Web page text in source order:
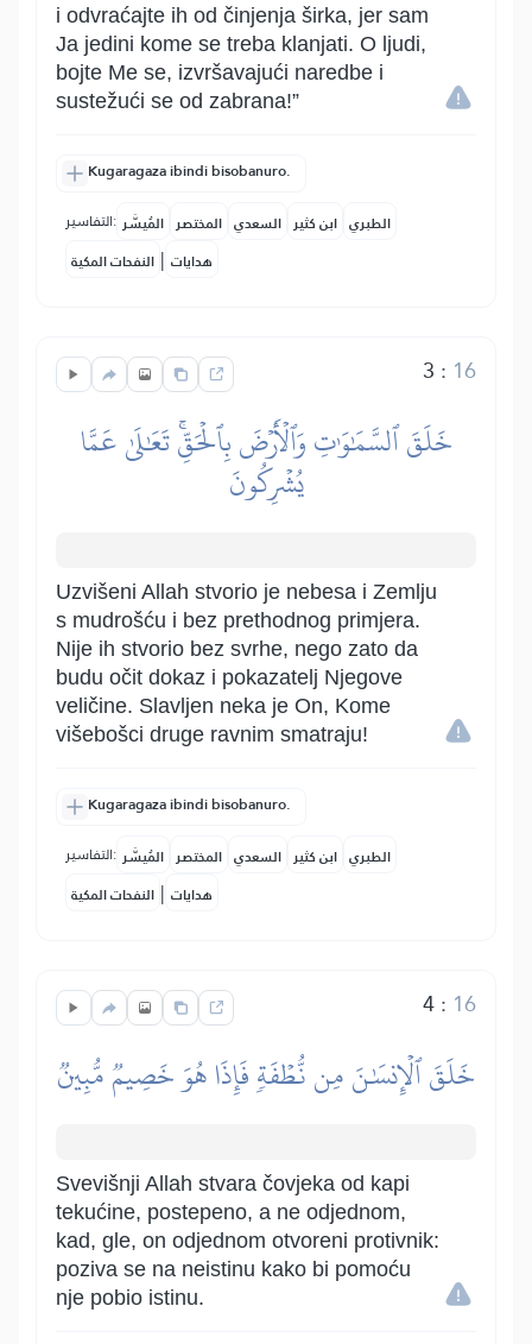
i odvraćajte ih od činjenja širka, jer sam
Ja jedini kome se treba klanjati. O ljudi,
bojte Me se, izvršavajući naredbe i
sustežući se od zabrana!”
Kugaragaza ibindi bisobanuro.
التفاسير: المُيسَّر المختصر السعدي ابن كثير الطبري
النفحات المكية | هدايات
3 : 16
خَلَقَ ٱلسَّمَٰوَٰتِ وَٱلۡأَرۡضَ بِٱلۡحَقِّۚ تَعَٰلَىٰ عَمَّا
يُشۡرِكُونَ
Uzvišeni Allah stvorio je nebesa i Zemlju
s mudrošću i bez prethodnog primjera.
Nije ih stvorio bez svrhe, nego zato da
budu očit dokaz i pokazatelj Njegove
veličine. Slavljen neka je On, Kome
višebošci druge ravnim smatraju!
Kugaragaza ibindi bisobanuro.
التفاسير: المُيسَّر المختصر السعدي ابن كثير الطبري
النفحات المكية | هدايات
4: 16
خَلَقَ ٱلۡإِنسَٰنَ مِن نُّطۡفَةٖ فَإِذَا هُوَ خَصِيمٞ مُّبِينٞ
Svevišnji Allah stvara čovjeka od kapi
tekućine, postepeno, a ne odjednom,
kad, gle, on odjednom otvoreni protivnik:
poziva se na neistinu kako bi pomoću
nje pobio istinu.